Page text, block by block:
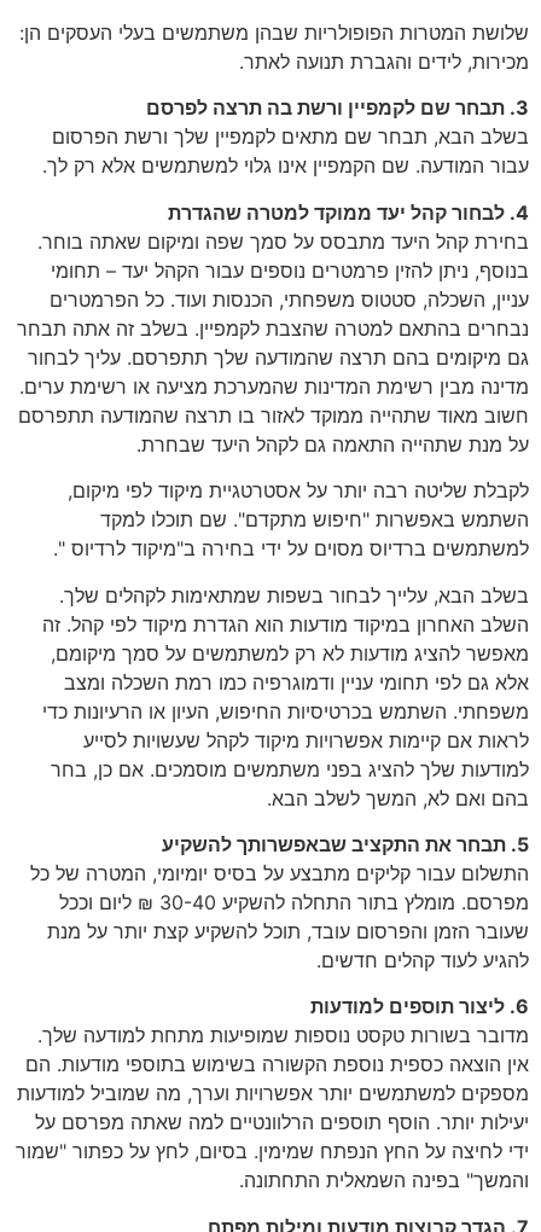
שלושת המטרות הפופולריות שבהן משתמשים בעלי העסקים הן:
מכירות, לידים והגברת תנועה לאתר.
3. תבחר שם לקמפיין ורשת בה תרצה לפרסם
בשלב הבא, תבחר שם מתאים לקמפיין שלך ורשת הפרסום
עבור המודעה. שם הקמפיין אינו גלוי למשתמשים אלא רק לך.
4. לבחור קהל יעד ממוקד למטרה שהגדרת
בחירת קהל היעד מתבסס על סמך שפה ומיקום שאתה בוחר.
בנוסף, ניתן להזין פרמטרים נוספים עבור הקהל יעד – תחומי
עניין, השכלה, סטטוס משפחתי, הכנסות ועוד. כל הפרמטרים
נבחרים בהתאם למטרה שהצבת לקמפיין. בשלב זה אתה תבחר
גם מיקומים בהם תרצה שהמודעה שלך תתפרסם. עליך לבחור
מדינה מבין רשימת המדינות שהמערכת מציעה או רשימת ערים.
חשוב מאוד שתהייה ממוקד לאזור בו תרצה שהמודעה תתפרסם
על מנת שתהייה התאמה גם לקהל היעד שבחרת.
לקבלת שליטה רבה יותר על אסטרטגיית מיקוד לפי מיקום,
השתמש באפשרות "חיפוש מתקדם". שם תוכלו למקד
למשתמשים ברדיוס מסוים על ידי בחירה ב"מיקוד לרדיוס ".
בשלב הבא, עלייך לבחור בשפות שמתאימות לקהלים שלך.
השלב האחרון במיקוד מודעות הוא הגדרת מיקוד לפי קהל. זה
מאפשר להציג מודעות לא רק למשתמשים על סמך מיקומם,
אלא גם לפי תחומי עניין ודמוגרפיה כמו רמת השכלה ומצב
משפחתי. השתמש בכרטיסיות החיפוש, העיון או הרעיונות כדי
לראות אם קיימות אפשרויות מיקוד לקהל שעשויות לסייע
למודעות שלך להציג בפני משתמשים מוסמכים. אם כן, בחר
בהם ואם לא, המשך לשלב הבא.
5. תבחר את התקציב שבאפשרותך להשקיע
התשלום עבור קליקים מתבצע על בסיס יומיומי, המטרה של כל
מפרסם. מומלץ בתור התחלה להשקיע 30-40 ₪ ליום וככל
שעובר הזמן והפרסום עובד, תוכל להשקיע קצת יותר על מנת
להגיע לעוד קהלים חדשים.
6. ליצור תוספים למודעות
מדובר בשורות טקסט נוספות שמופיעות מתחת למודעה שלך.
אין הוצאה כספית נוספת הקשורה בשימוש בתוספי מודעות. הם
מספקים למשתמשים יותר אפשרויות וערך, מה שמוביל למודעות
יעילות יותר. הוסף תוספים הרלוונטיים למה שאתה מפרסם על
ידי לחיצה על החץ הנפתח שמימין. בסיום, לחץ על כפתור "שמור
והמשך" בפינה השמאלית התחתונה.
7. הגדר קבוצות מודעות ומילות מפתח